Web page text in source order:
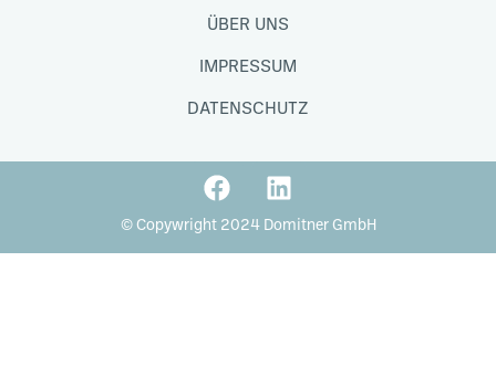
ÜBER UNS
IMPRESSUM
DATENSCHUTZ
© Copywright 2024 Domitner GmbH